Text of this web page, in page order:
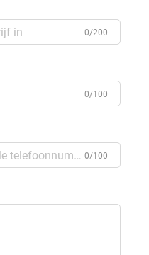
0/200
0/100
0/100